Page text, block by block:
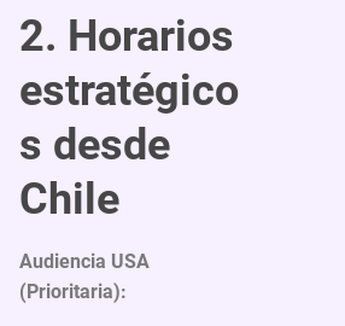
2. Horarios
estratégico
s desde
Chile
Audiencia USA
(Prioritaria):